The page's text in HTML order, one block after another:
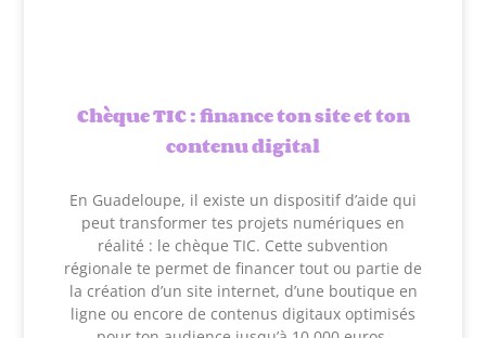
Chèque TIC : finance ton site et ton
contenu digital
En Guadeloupe, il existe un dispositif d’aide qui
peut transformer tes projets numériques en
réalité : le chèque TIC. Cette subvention
régionale te permet de financer tout ou partie de
la création d’un site internet, d’une boutique en
ligne ou encore de contenus digitaux optimisés